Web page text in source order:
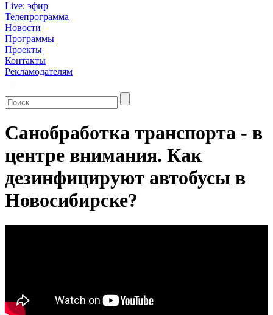
Live: эфир
Телепрограмма
Новости
Программы
Проекты
Контакты
Рекламодателям
Санобработка транспорта - в
центре внимания. Как
дезинфицируют автобусы в
Новосибирске?